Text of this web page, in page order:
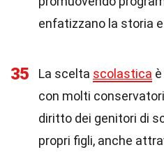
enfatizzano la storia
35 La scelta scolastica
con molti
diritto dei genitori di
propri figli, anche